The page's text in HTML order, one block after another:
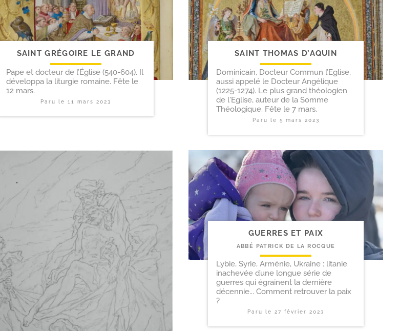
SAINT GRÉGOIRE LE GRAND
Pape et docteur de l’Église (540-604). Il
développa la liturgie romaine. Fête le
12 mars.
Paru le 11 mars 2023
SAINT THOMAS D’AQUIN
Dominicain, Docteur Commun l’Eglise,
aussi appelé le Docteur Angélique
(1225-1274). Le plus grand théologien
de l'Eglise, auteur de la Somme
Théologique. Fête le 7 mars.
Paru le 5 mars 2023
GUERRES ET PAIX
ABBÉ PATRICK DE LA ROCQUE
Lybie, Syrie, Arménie, Ukraine : litanie
inachevée d’une longue série de
guerres qui égrainent la dernière
décennie... Comment retrouver la paix
?
Paru le 27 février 2023